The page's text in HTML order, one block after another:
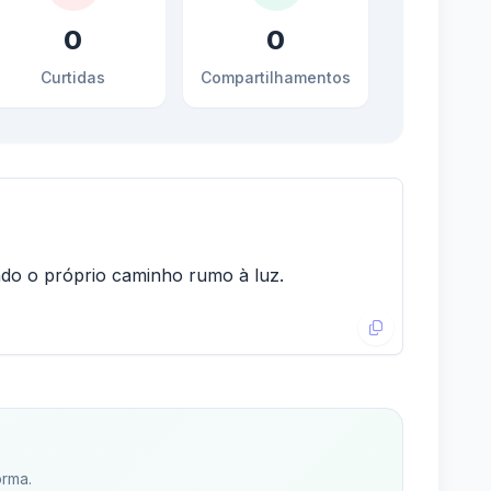
0
Curtidas
0
Compartilhamentos
o próprio caminho rumo à luz.